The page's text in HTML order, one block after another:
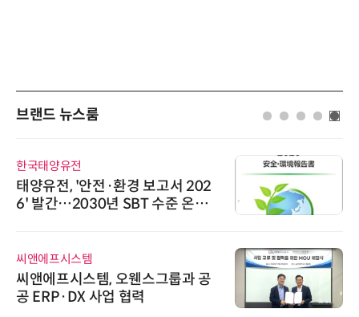
브랜드 뉴스룸
전
, '안전·환경 보고서 202
년 SBT 수준 온실
스템
시스템, 오웬스그룹과 공
사업 협력
노보센스
난제 극
기
와이즈스톤
와이즈스
수집 데